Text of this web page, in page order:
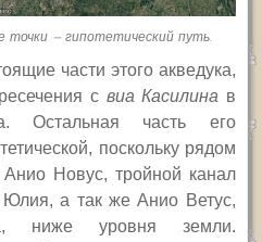
точки — гипотетический путь.
части этого акведука,
с виа Касилина в
Остальная часть его
поскольку рядом
Новус, тройной канал
а так же Анио Ветус,
ниже уровня земли.